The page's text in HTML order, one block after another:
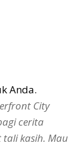
Anda.
City
cerita
kasih. Mau